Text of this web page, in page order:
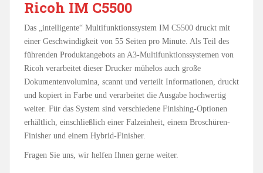
Ricoh IM C5500
Das „intelligente“ Multifunktionssystem IM C5500 druckt mit
einer Geschwindigkeit von 55 Seiten pro Minute. Als Teil des
führenden Produktangebots an A3-Multifunktionssystemen von
Ricoh verarbeitet dieser Drucker mühelos auch große
Dokumentenvolumina, scannt und verteilt Informationen, druckt
und kopiert in Farbe und verarbeitet die Ausgabe hochwertig
weiter. Für das System sind verschiedene Finishing-Optionen
erhältlich, einschließlich einer Falzeinheit, einem Broschüren-
Finisher und einem Hybrid-Finisher.
Fragen Sie uns, wir helfen Ihnen gerne weiter.